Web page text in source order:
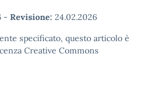
- Revisione: 24.02.2026
specificato, questo articolo è
Creative Commons